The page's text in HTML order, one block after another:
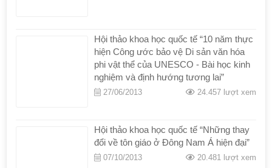
Hội thảo khoa học quốc tế “10 năm thực
hiện Công ước bảo vệ Di sản văn hóa
phi vật thể của UNESCO - Bài học kinh
nghiệm và định hướng tương lai”
27/06/2013 24.457 lượt xem
Hội thảo khoa học quốc tế “Những thay
đổi về tôn giáo ở Đông Nam Á hiện đại”
07/10/2013 20.481 lượt xem